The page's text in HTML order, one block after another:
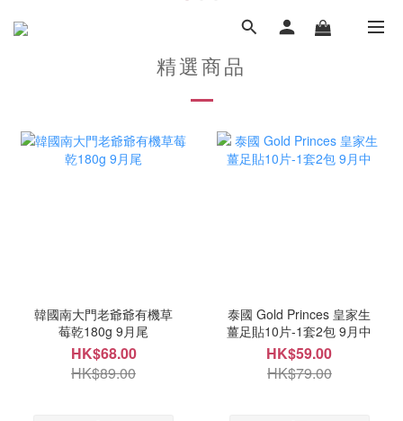
精選商品
韓國南大門老爺爺有機草
莓乾180g 9月尾
HK$68.00
HK$89.00
泰國 Gold Princes 皇家生
薑足貼10片-1套2包 9月中
HK$59.00
HK$79.00